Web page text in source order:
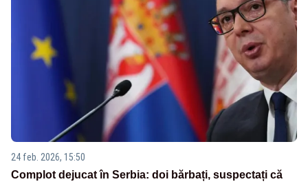
24 feb. 2026, 15:50
Complot dejucat în Serbia: doi bărbați, suspectați că